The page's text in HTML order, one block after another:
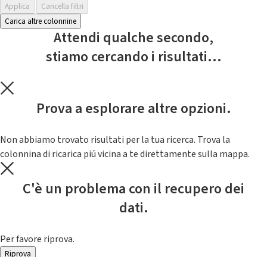
Applica
Cancella filtri
Carica altre colonnine
Attendi qualche secondo,
stiamo cercando i risultati...
Prova a esplorare altre opzioni.
Non abbiamo trovato risultati per la tua ricerca. Trova la
colonnina di ricarica piú vicina a te direttamente sulla mappa.
C'è un problema con il recupero dei
dati.
Per favore riprova.
Riprova